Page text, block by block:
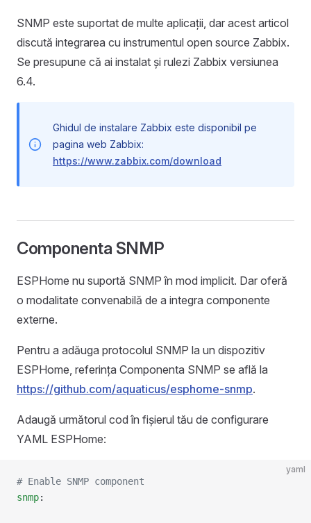
SNMP este suportat de multe aplicații, dar acest articol
discută integrarea cu instrumentul open source Zabbix.
Se presupune că ai instalat și rulezi Zabbix versiunea
6.4.
Ghidul de instalare Zabbix este disponibil pe
pagina web Zabbix:
https://www.zabbix.com/download
Componenta SNMP
ESPHome nu suportă SNMP în mod implicit. Dar oferă
o modalitate convenabilă de a integra componente
externe.
Pentru a adăuga protocolul SNMP la un dispozitiv
ESPHome, referința Componenta SNMP se află la
https://github.com/aquaticus/esphome-snmp.
Adaugă următorul cod în fișierul tău de configurare
YAML ESPHome:
yaml
# Enable SNMP component
snmp: